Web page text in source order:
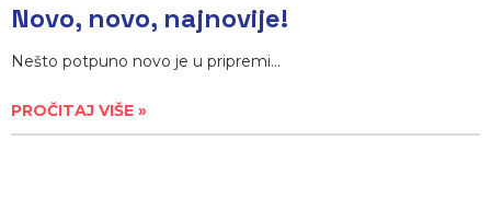
Novo, novo, najnovije!
Nešto potpuno novo je u pripremi…
PROČITAJ VIŠE »